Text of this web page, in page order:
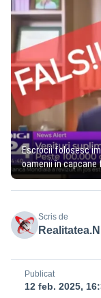
Escrocii folosesc
oamenii în capcane
Scris de
Publicat
12 feb. 2025,